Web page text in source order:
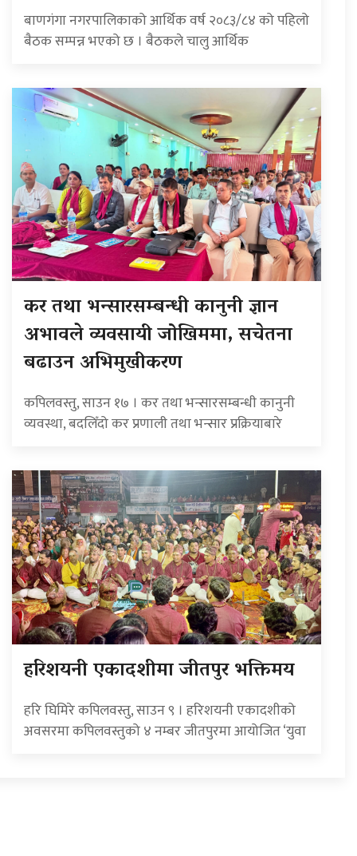
बाणगंगा नगरपालिकाको आर्थिक वर्ष २०८३/८४ को पहिलो
बैठक सम्पन्न भएको छ । बैठकले चालु आर्थिक
कर तथा भन्सारसम्बन्धी कानुनी ज्ञान
अभावले व्यवसायी जोखिममा, सचेतना
बढाउन अभिमुखीकरण
कपिलवस्तु, साउन १७ । कर तथा भन्सारसम्बन्धी कानुनी
व्यवस्था, बदलिँदो कर प्रणाली तथा भन्सार प्रक्रियाबारे
हरिशयनी एकादशीमा जीतपुर भक्तिमय
हरि घिमिरे कपिलवस्तु, साउन ९ । हरिशयनी एकादशीको
अवसरमा कपिलवस्तुको ४ नम्बर जीतपुरमा आयोजित ‘युवा